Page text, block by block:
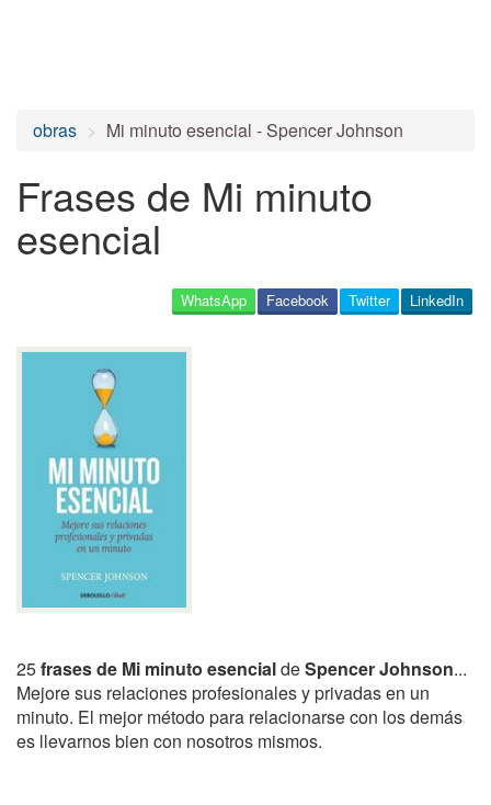
obras Mi minuto esencial - Spencer Johnson
Frases de Mi minuto
esencial
LinkedIn
Twitter
Facebook
WhatsApp
25frases de Mi minuto esencialdeSpencer Johnson...
Mejore sus relaciones profesionales y privadas en un
minuto. El mejor método para relacionarse con los demás
es llevarnos bien con nosotros mismos.